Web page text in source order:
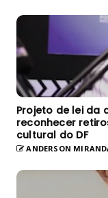
Projeto de lei da
reconhecer
cultural do DF
ANDERSON